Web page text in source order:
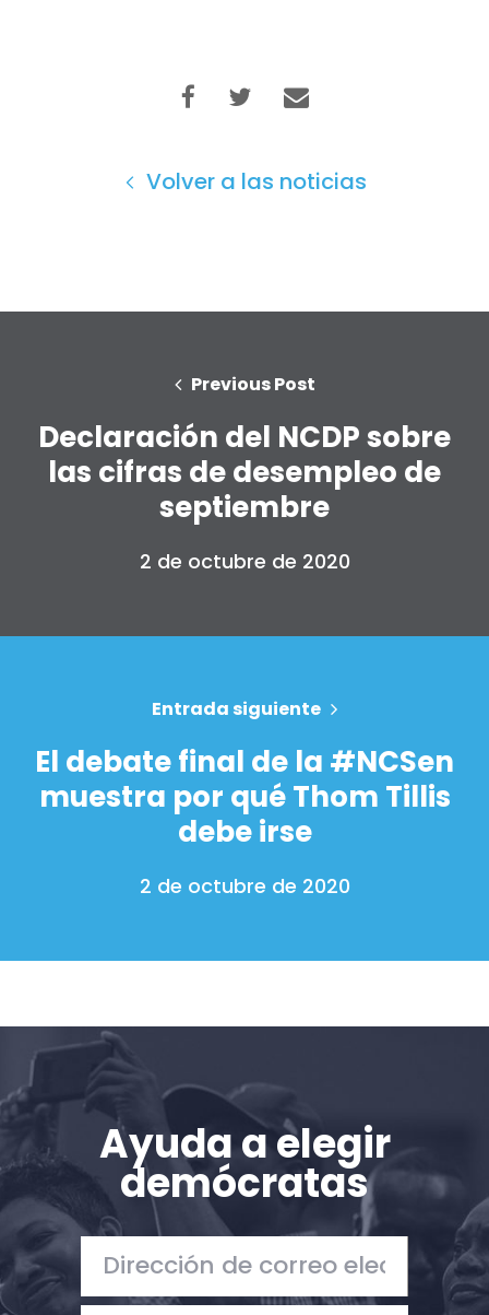
Shop
Trabaja con nosotros
Pulse
Su fiesta
Acción
Vote
Volver a las noticias
Previous Post
Declaración del NCDP sobre
las cifras de desempleo de
septiembre
2 de octubre de 2020
Entrada siguiente
El debate final de la #NCSen
muestra por qué Thom Tillis
debe irse
2 de octubre de 2020
Ayuda a elegir
demócratas